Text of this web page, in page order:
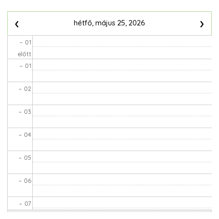
Oldalszámozás
‹ hétfő, május 25, 2026 ›
– 01
előtt
– 01
– 02
– 03
– 04
– 05
– 06
– 07